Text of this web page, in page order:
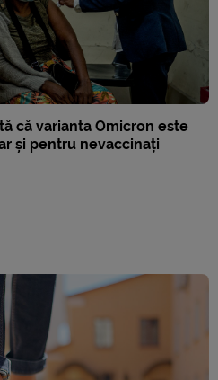
că varianta Omicron este
și pentru nevaccinați